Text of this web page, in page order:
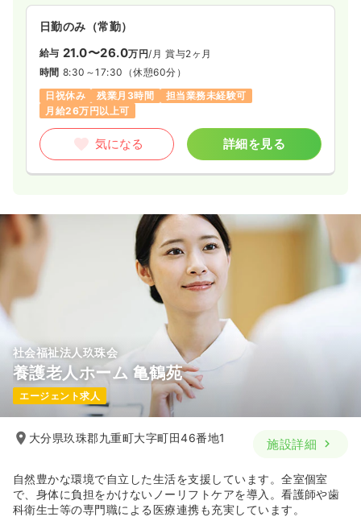
日勤のみ（常勤）
給与 21.0〜26.0万円/月 賞与2ヶ月
時間 8:30～17:30 （休憩60分）
日祝休み
残業月3時間
担当業務未経験可
月給26万円以上可
気になる 詳細を見る
社会福祉法人玖珠会
養護老人ホーム 亀鶴苑
エージェント求人
大分県玖珠郡九重町大字町田46番地1 施設詳細
自然豊かな環境で自立した生活を支援しています。全室個室
で、身体に負担をかけないノーリフトケアを導入。看護師や歯
科衛生士等の専門職による医療連携も充実しています。